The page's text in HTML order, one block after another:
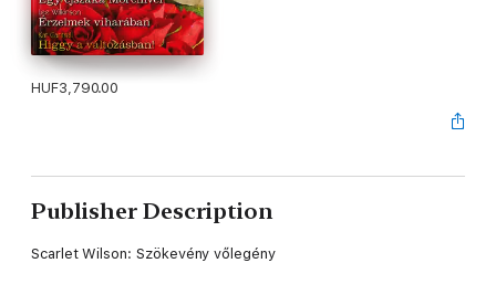
HUF3,790.00
Publisher Description
Scarlet Wilson: Szökevény vőlegény